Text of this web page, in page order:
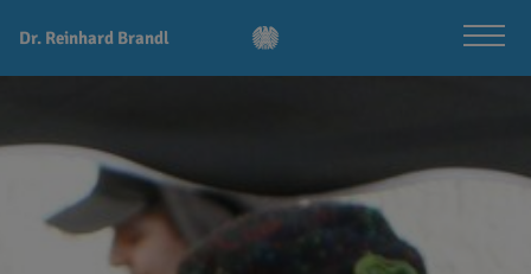
Dr. Reinhard Brandl